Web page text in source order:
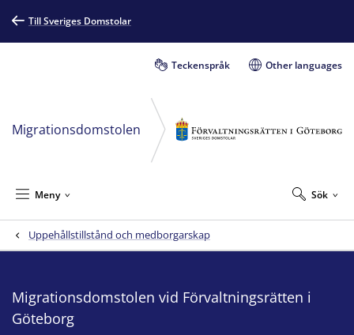
Till Sveriges Domstolar
Teckenspråk Other languages
Migrationsdomstolen
Sök
Meny
Uppehållstillstånd och medborgarskap
Migrationsdomstolen vid Förvaltningsrätten i
Göteborg